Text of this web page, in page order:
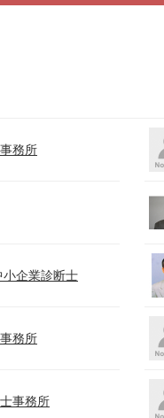
務所
企業診断士
務所
事務所